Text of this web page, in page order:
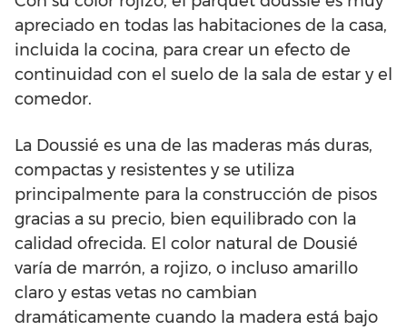
apreciado en todas las habitaciones de la casa,
incluida la cocina, para crear un efecto de
continuidad con el suelo de la sala de estar y el
comedor.
La Doussié es una de las maderas más duras,
compactas y resistentes y se utiliza
principalmente para la construcción de pisos
gracias a su precio, bien equilibrado con la
calidad ofrecida. El color natural de Dousié
varía de marrón, a rojizo, o incluso amarillo
claro y estas vetas no cambian
dramáticamente cuando la madera está bajo